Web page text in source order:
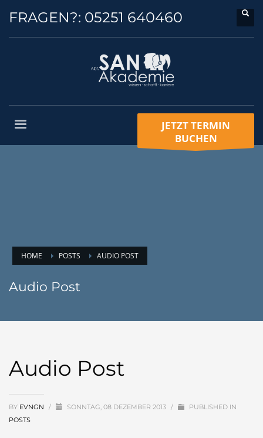
FRAGEN?: 05251 640460
JETZT TERMIN
BUCHEN
HOME POSTS AUDIO POST
Audio Post
Audio Post
BY EVNGN / SONNTAG, 08 DEZEMBER 2013 /
PUBLISHED IN
POSTS